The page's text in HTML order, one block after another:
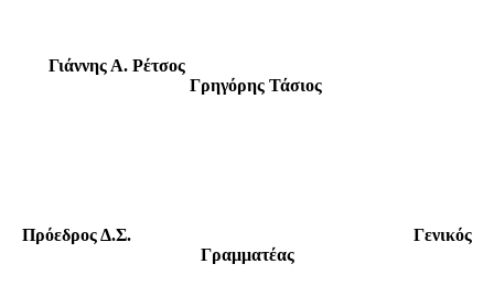
Γιάννης Α. Ρέτσος
Γρηγόρης Τάσιος
Πρόεδρος Δ.Σ. Γενικός
Γραμματέας